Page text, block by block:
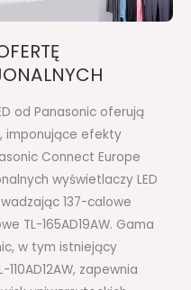
od Panasonic oferują
imponujące efekty
Connect Europe
wyświetlaczy LED
137-calowe
TL-165AD19AW. Gama
w tym istniejący
zapewnia